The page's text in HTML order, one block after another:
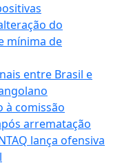
do
mínima de
entre Brasil e
à comissão
arrematação
lança ofensiva